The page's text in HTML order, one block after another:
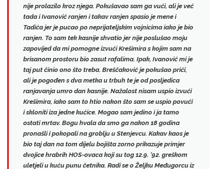
nije prolazilo kroz njega. Pokušavao sam ga vući, ali je već
tada i Ivanović ranjen i takav ranjen spasio je mene i
Tadića jer je pucao po neprijateljskim vojnicima iako je bio
ranjen. To sam tek kasnije shvatio jernije poslušao moju
zapovijedda mi pomogne izvući Krešimira s kojim sam na
brisanom prostoru bio zasut rafalima. Ipak, Ivanović mi je
taj put činio ono što treba. Breščaković je pokušao prići,
ali je pogođen s dva metka u trbuh te je od posljedica
ranjavanja umro dan kasnije. Nažalost nisam uspio izvući
Krešimira, iako sam to htio nakon što sam se uspio povući
i skloniti iza jedne kućice. Mogao sam jedino i ja tamo
ostati mrtav. Bogu hvala da smo ga nakon 18 godina
pronašli i pokopali na groblju u Stenjevcu. Kakav kaos je
bio taj dan na tom dijelu bojišta zorno prikazuje primjer
dvojice hrabrih HOS-ovaca koji su tog 12.9. ’92. greškom
uletjeli u kuću punu četnika. Radi se oŽeljku Međugorcu iz